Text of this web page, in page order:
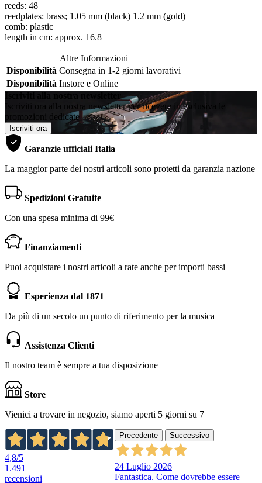
reeds: 48
reedplates: brass; 1.05 mm (black) 1.2 mm (gold)
comb: plastic
length in cm: approx. 16.8
Altre Informazioni
Disponibilità Consegna in 1-2 giorni lavorativi
Disponibilità Instore e Online
Iscriviti alla nostra newsletter
Iscriviti ora alla nostra newsletter per ricevere in esclusiva le
promozioni dedicate
Iscriviti ora
Garanzie ufficiali Italia
La maggior parte dei nostri articoli sono protetti da garanzia nazione
Spedizioni Gratuite
Con una spesa minima di 99€
Finanziamenti
Puoi acquistare i nostri articoli a rate anche per importi bassi
Esperienza dal 1871
Da più di un secolo un punto di riferimento per la musica
Assistenza Clienti
Il nostro team è sempre a tua disposizione
Store
Vienici a trovare in negozio, siamo aperti 5 giorni su 7
4,8/5
1.491
recensioni
Precedente Successivo
24 Luglio 2026
Fantastica. Come dovrebbe essere